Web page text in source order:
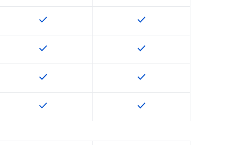
该 SKU 提供此功能
check 该 SKU 提供此功能
check
该 SKU 提供此功能
check 该 SKU 提供此功能
check
该 SKU 提供此功能
check 该 SKU 提供此功能
check
该 SKU 提供此功能
check 该 SKU 提供此功能
check